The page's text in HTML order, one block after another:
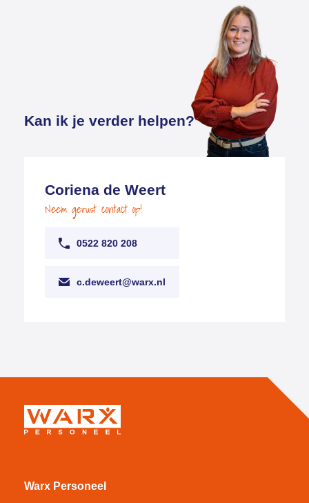
Kan ik je verder helpen?
Coriena de Weert
Neem gerust contact op!
0522 820 208
c.deweert@warx.nl
Warx Personeel